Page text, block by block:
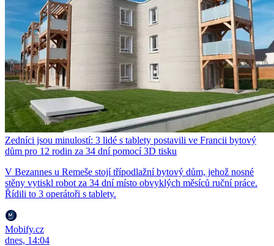
Zedníci jsou minulostí: 3 lidé s tablety postavili ve Francii bytový
dům pro 12 rodin za 34 dní pomocí 3D tisku
V Bezannes u Remeše stojí třípodlažní bytový dům, jehož nosné
stěny vytiskl robot za 34 dní místo obvyklých měsíců ruční práce.
Řídili to 3 operátoři s tablety.
Mobify.cz
dnes, 14:04